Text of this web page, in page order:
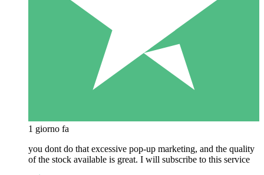
1 giorno fa
you dont do that excessive pop-up marketing, and the quality
of the stock available is great. I will subscribe to this service